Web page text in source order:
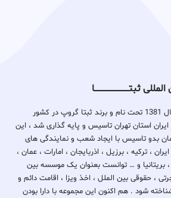
مرکز تخصصی ثبتا در سال 1381 تحت نام و برند ثبتا گروپ در کشور
استان تهران تاسیس و پایه گذاری شد ، این
بدو تاسیس با ایجاد شعب و نمایندگی های
، ترکیه ، برزیل ، اذربایجان ، امارات ، عمان ،
، بریتانیا و … توانست بعنوان یک موسسه بین
، حقوقی بین الملل ، اخذ ویزا ، اقامت دائم و
شود . هم اکنون این مجموعه با دارا بودن